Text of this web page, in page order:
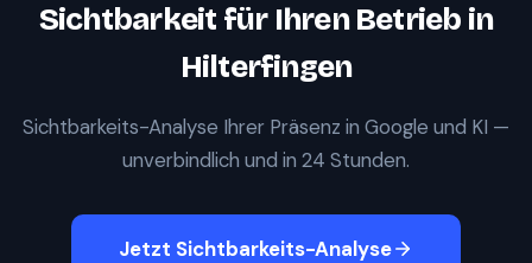
Sichtbarkeit für Ihren Betrieb in
Hilterfingen
Sichtbarkeits-Analyse Ihrer Präsenz in Google und KI —
unverbindlich und in 24 Stunden.
Jetzt Sichtbarkeits-Analyse